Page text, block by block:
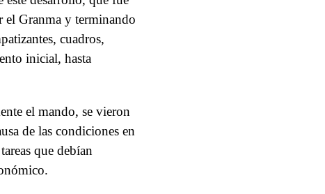
el Granma y terminando
cuadros,
inicial, hasta
el mando, se vieron
de las condiciones en
que debían